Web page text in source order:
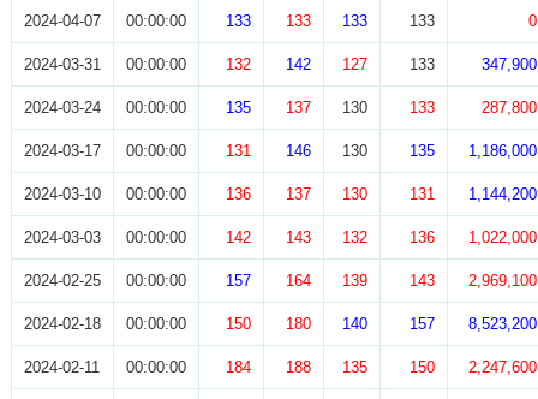
2024-04-07 00:00:00 133 133 133 133 0
2024-03-31 00:00:00 132 142 127 133 347,900
2024-03-24 00:00:00 135 137 130 133 287,800
2024-03-17 00:00:00 131 146 130 135 1,186,000
2024-03-10 00:00:00 136 137 130 131 1,144,200
2024-03-03 00:00:00 142 143 132 136 1,022,000
2024-02-25 00:00:00 157 164 139 143 2,969,100
2024-02-18 00:00:00 150 180 140 157 8,523,200
2024-02-11 00:00:00 184 188 135 150 2,247,600